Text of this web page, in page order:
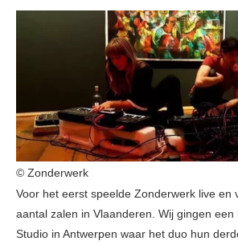
© Zonderwerk
Voor het eerst speelde Zonderwerk live en
aantal zalen in Vlaanderen. Wij gingen een
Studio in Antwerpen waar het duo hun